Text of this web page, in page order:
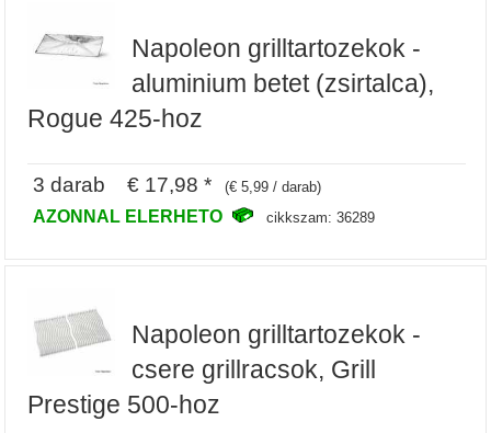
Napoleon grilltartozekok -
aluminium betet (zsirtalca),
Rogue 425-hoz
3 darab € 17,98 * (€ 5,99 / darab)
AZONNAL ELERHETO cikkszam: 36289
Napoleon grilltartozekok -
csere grillracsok, Grill
Prestige 500-hoz